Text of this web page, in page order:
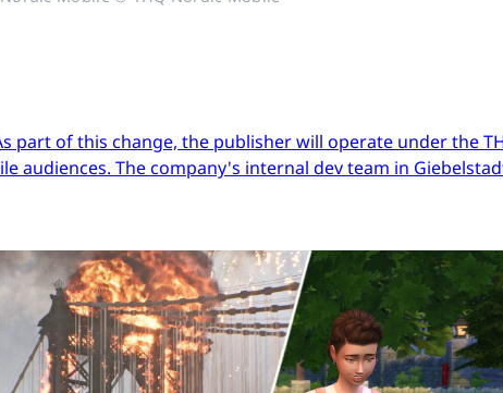
part of this change, the publisher will operate under the
audiences. The company's internal dev team in